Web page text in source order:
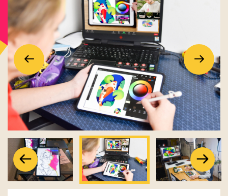
Vorherige
Vorherige
Lesen
Sie
mehr
Lesen
Sie
mehr
Vorherige
Lesen
Sie
mehr